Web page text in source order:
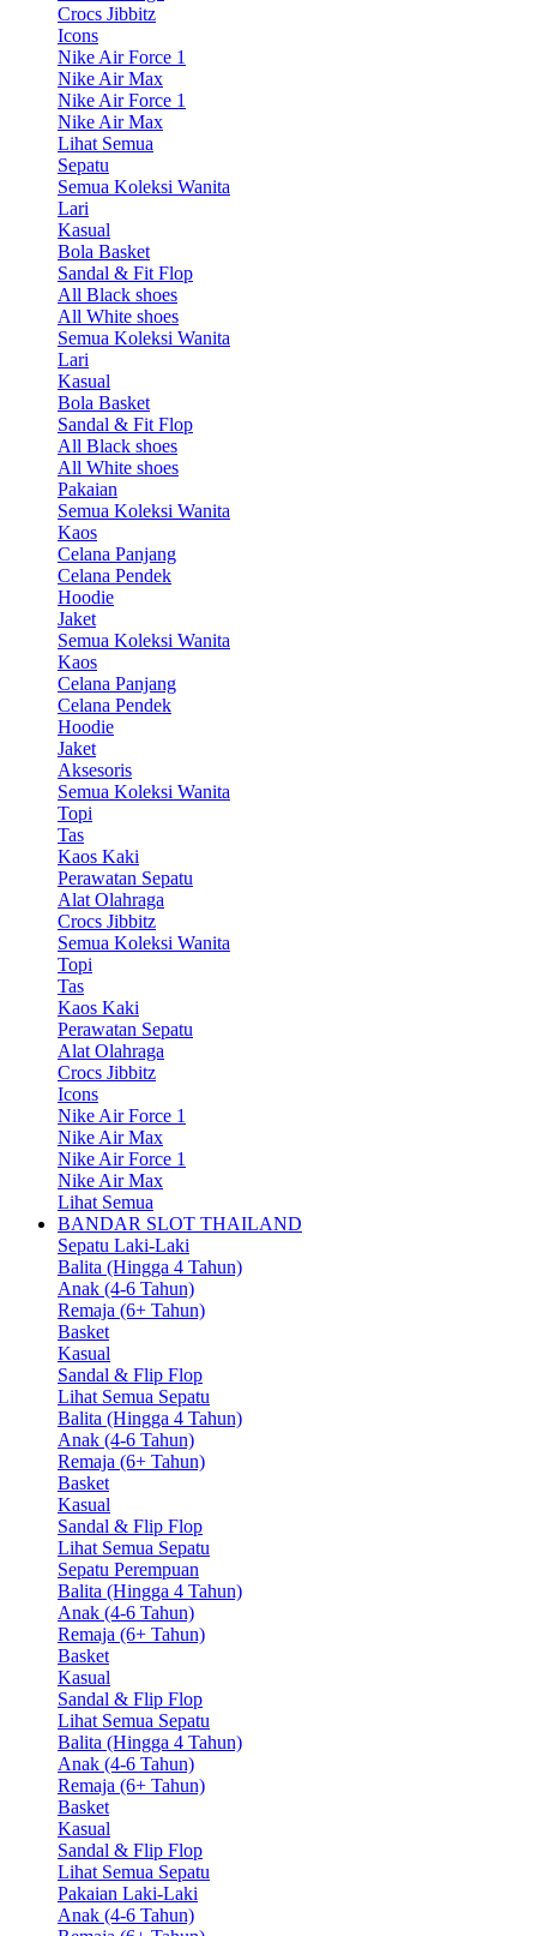
Crocs Jibbitz
Icons
Nike Air Force 1
Nike Air Max
Nike Air Force 1
Nike Air Max
Lihat Semua
Sepatu
Semua Koleksi Wanita
Lari
Kasual
Bola Basket
Sandal & Fit Flop
All Black shoes
All White shoes
Semua Koleksi Wanita
Lari
Kasual
Bola Basket
Sandal & Fit Flop
All Black shoes
All White shoes
Pakaian
Semua Koleksi Wanita
Kaos
Celana Panjang
Celana Pendek
Hoodie
Jaket
Semua Koleksi Wanita
Kaos
Celana Panjang
Celana Pendek
Hoodie
Jaket
Aksesoris
Semua Koleksi Wanita
Topi
Tas
Kaos Kaki
Perawatan Sepatu
Alat Olahraga
Crocs Jibbitz
Semua Koleksi Wanita
Topi
Tas
Kaos Kaki
Perawatan Sepatu
Alat Olahraga
Crocs Jibbitz
Icons
Nike Air Force 1
Nike Air Max
Nike Air Force 1
Nike Air Max
Lihat Semua
BANDAR SLOT THAILAND
Sepatu Laki-Laki
Balita (Hingga 4 Tahun)
Anak (4-6 Tahun)
Remaja (6+ Tahun)
Basket
Kasual
Sandal & Flip Flop
Lihat Semua Sepatu
Balita (Hingga 4 Tahun)
Anak (4-6 Tahun)
Remaja (6+ Tahun)
Basket
Kasual
Sandal & Flip Flop
Lihat Semua Sepatu
Sepatu Perempuan
Balita (Hingga 4 Tahun)
Anak (4-6 Tahun)
Remaja (6+ Tahun)
Basket
Kasual
Sandal & Flip Flop
Lihat Semua Sepatu
Balita (Hingga 4 Tahun)
Anak (4-6 Tahun)
Remaja (6+ Tahun)
Basket
Kasual
Sandal & Flip Flop
Lihat Semua Sepatu
Pakaian Laki-Laki
Anak (4-6 Tahun)